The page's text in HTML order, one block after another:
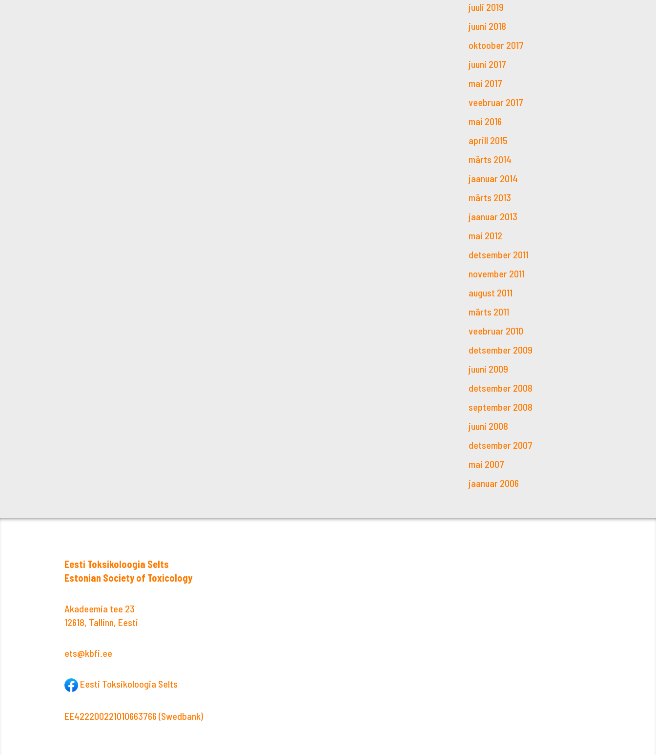
juuli 2019
juuni 2018
oktoober 2017
juuni 2017
mai 2017
veebruar 2017
mai 2016
aprill 2015
märts 2014
jaanuar 2014
märts 2013
jaanuar 2013
mai 2012
detsember 2011
november 2011
august 2011
märts 2011
veebruar 2010
detsember 2009
juuni 2009
detsember 2008
september 2008
juuni 2008
detsember 2007
mai 2007
jaanuar 2006
Eesti Toksikoloogia Selts
Estonian Society of Toxicology
Akadeemia tee 23
12618, Tallinn, Eesti
ets@kbfi.ee
Eesti Toksikoloogia Selts
EE422200221010663766 (Swedbank)